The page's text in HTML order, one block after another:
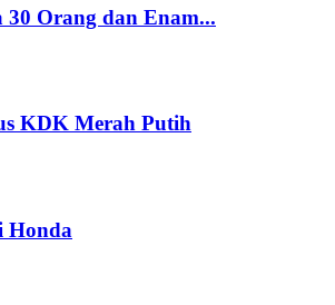
30 Orang dan Enam...
KDK Merah Putih
Honda